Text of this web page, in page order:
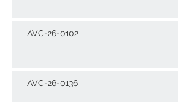
AVC-26-0102
AVC-26-0136